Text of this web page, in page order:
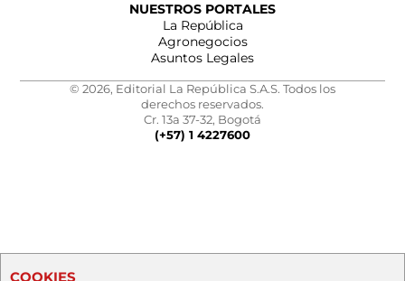
NUESTROS PORTALES
La República
Agronegocios
Asuntos Legales
© 2026, Editorial La República S.A.S. Todos los
derechos reservados.
Cr. 13a 37-32, Bogotá
(+57) 1 4227600
COOKIES